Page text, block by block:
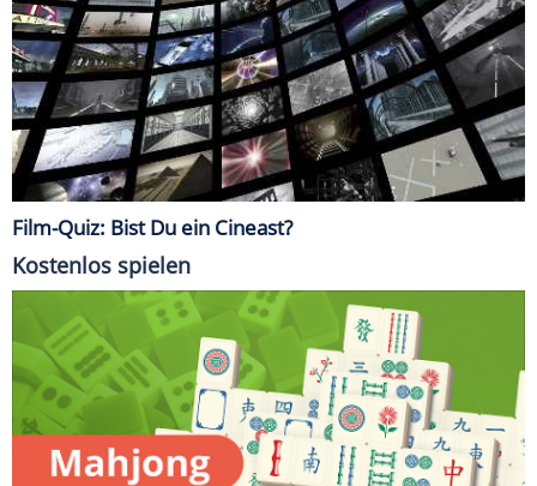
Film-Quiz: Bist Du ein Cineast?
Kostenlos spielen